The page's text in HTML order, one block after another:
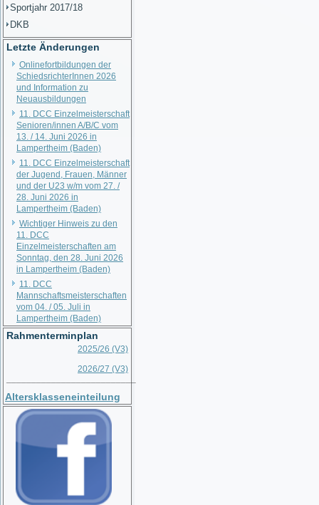
Sportjahr 2017/18
DKB
Letzte Änderungen
Onlinefortbildungen der
SchiedsrichterInnen 2026
und Information zu
Neuausbildungen
11. DCC Einzelmeisterschaft
Senioren/innen A/B/C vom
13. / 14. Juni 2026 in
Lampertheim (Baden)
11. DCC Einzelmeisterschaft
der Jugend, Frauen, Männer
und der U23 w/m vom 27. /
28. Juni 2026 in
Lampertheim (Baden)
Wichtiger Hinweis zu den
11. DCC
Einzelmeisterschaften am
Sonntag, den 28. Juni 2026
in Lampertheim (Baden)
11. DCC
Mannschaftsmeisterschaften
vom 04. / 05. Juli in
Lampertheim (Baden)
Rahmenterminplan
2025/26 (V3)
2026/27 (V3)
Altersklasseneinteilung